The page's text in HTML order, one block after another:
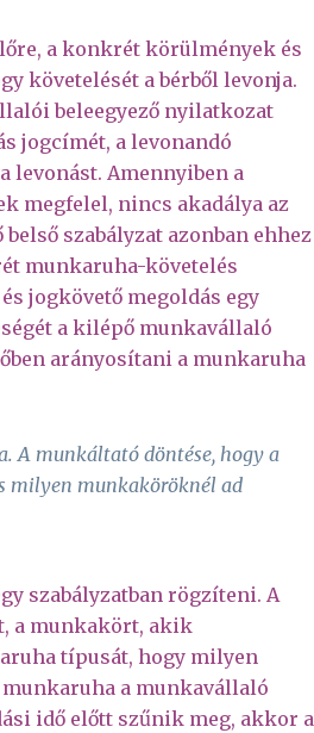
a konkrét körülmények és
követelését a bérből levonja.
beleegyező nyilatkozat
jogcímét, a levonandó
levonást. Amennyiben a
megfelel, nincs akadálya az
szabályzat azonban ehhez
munkaruha-követelés
jogkövető megoldás egy
a kilépő munkavállaló
arányosítani a munkaruha
A munkáltató döntése, hogy a
milyen munkaköröknél ad
szabályzatban rögzíteni. A
a munkakört, akik
típusát, hogy milyen
a munkavállaló
idő előtt szűnik meg, akkor a